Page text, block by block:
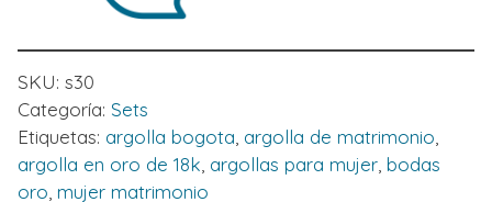
SKU: s30
Categoría: Sets
Etiquetas: argolla bogota argolla de matrimonio
argolla en oro de 18k argollas para mujer, bodas
oro mujer matrimonio